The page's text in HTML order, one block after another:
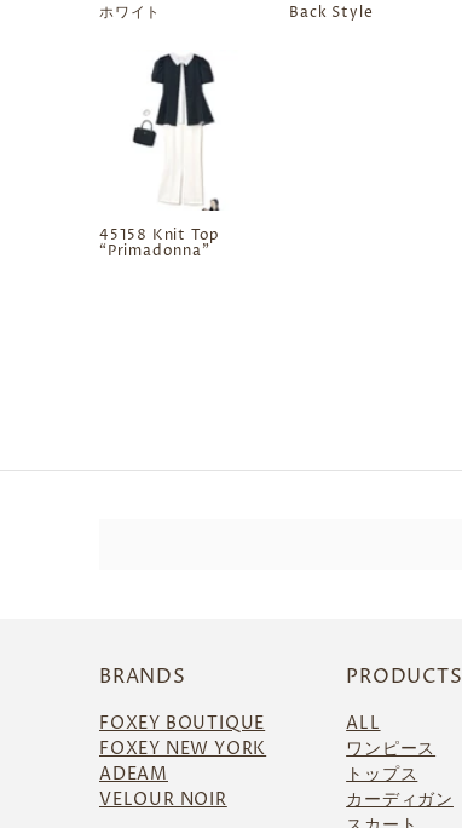
ホワイト Back Style
45158 Knit Top
“Primadonna”
BRANDS
FOXEY BOUTIQUE
FOXEY NEW YORK
ADEAM
VELOUR NOIR
PRODUCTS
ALL
ワンピース
トップス
カーディガン